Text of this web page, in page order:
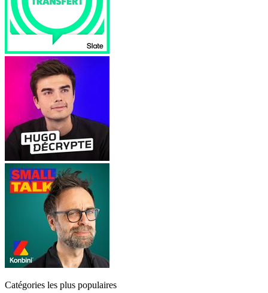
Catégories les plus populaires